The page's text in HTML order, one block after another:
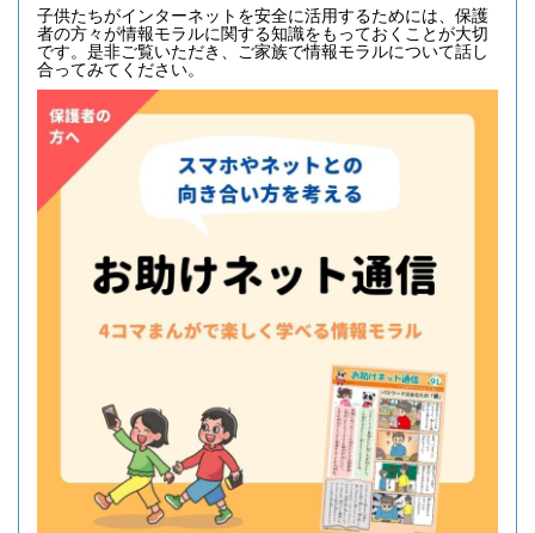
子供たちがインターネットを安全に活用するためには、保護
者の方々が情報モラルに関する知識をもっておくことが大切
です。是非ご覧いただき、ご家族で情報モラルについて話し
合ってみてください。